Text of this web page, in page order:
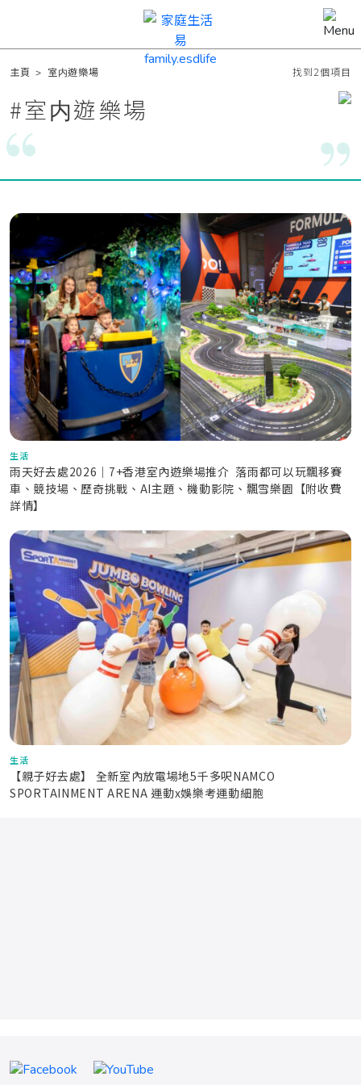
主頁 > 室内遊樂場 找到2個項目
#室内遊樂場
生活
雨天好去處2026｜7+香港室內遊樂場推介 落雨都可以玩飄移賽
車、競技場、歷奇挑戰、AI主題、機動影院、飄雪樂園【附收費
詳情】
生活
【親子好去處】 全新室內放電場地5千多呎NAMCO
SPORTAINMENT ARENA 運動x娛樂考運動細胞